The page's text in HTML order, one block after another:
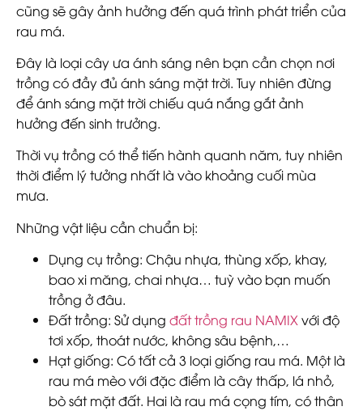
cũng sẽ gây ảnh hưởng đến quá trình phát triển của
rau má.
Đây là loại cây ưa ánh sáng nên bạn cần chọn nơi
trồng có đầy đủ ánh sáng mặt trời. Tuy nhiên đừng
để ánh sáng mặt trời chiếu quá nắng gắt ảnh
hưởng đến sinh trưởng.
Thời vụ trồng có thể tiến hành quanh năm, tuy nhiên
thời điểm lý tưởng nhất là vào khoảng cuối mùa
mưa.
Những vật liệu cần chuẩn bị:
Dụng cụ trồng: Chậu nhựa, thùng xốp, khay,
bao xi măng, chai nhựa… tuỳ vào bạn muốn
trồng ở đâu.
Đất trồng: Sử dụng đất trồng rau NAMIXvới độ
tơi xốp, thoát nước, không sâu bệnh,…
Hạt giống: Có tất cả 3 loại giống rau má. Một là
rau má mèo với đặc điểm là cây thấp, lá nhỏ,
bò sát mặt đất. Hai là rau má cọng tím, có thân